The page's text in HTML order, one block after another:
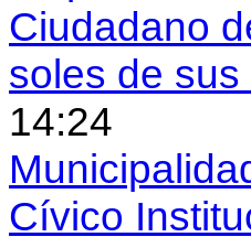
Ciudadano
soles de
14:24
Cívico